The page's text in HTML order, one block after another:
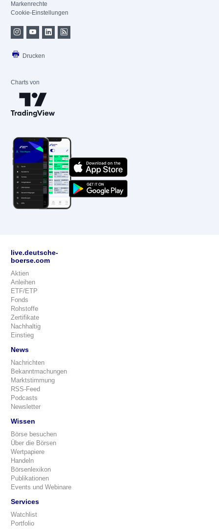
Markenrechte
Cookie-Einstellungen
Drucken
Charts von
live.deutsche-
boerse.com
Aktien
Anleihen
ETF/ETP
Fonds
Rohstoffe
Zertifikate
Nachhaltig
Einstieg
News
Nachrichten
Bekanntmachungen
Marktstimmung
RSS-Feed
Podcasts
Newsletter
Wissen
Börse besuchen
Über die Börsen
Wertpapiere
Handeln
Börsenlexikon
Publikationen
Events und Webinare
Services
Watchlist
Portfolio